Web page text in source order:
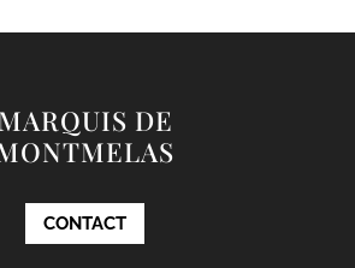
MARQUIS DE
CONTACT